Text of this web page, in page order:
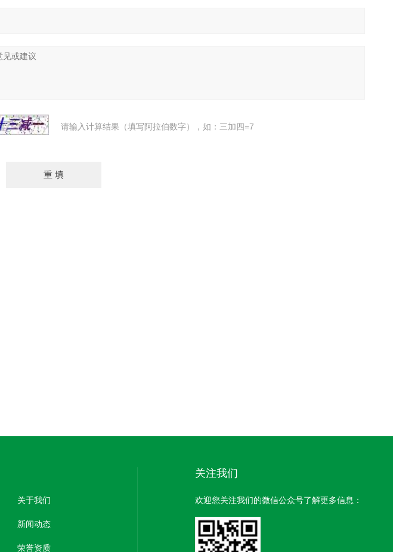
请输入计算结果（填写阿拉伯数字），如：三加四=7
关于我们
新闻动态
荣誉资质
关注我们
欢迎您关注我们的微信公众号了解更多信息：